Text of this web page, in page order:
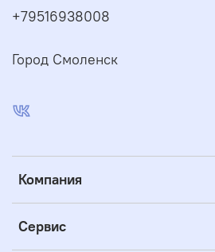
Компания
Сервис
+79516938008
Город Смоленск